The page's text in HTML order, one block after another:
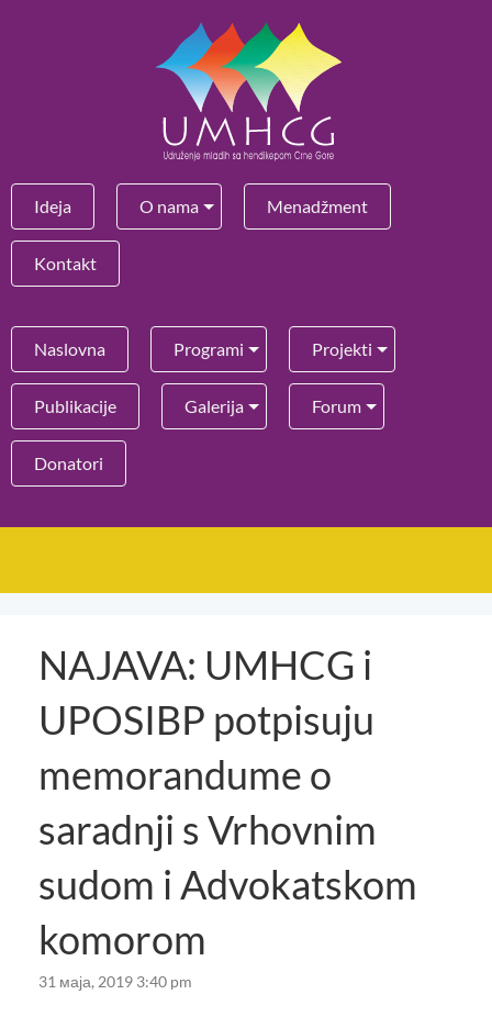
Ideja O nama Menadžment
Kontakt
Naslovna Programi Projekti
Publikacije Galerija Forum
Donatori
NAJAVA: UMHCG i
UPOSIBP potpisuju
memorandume o
saradnji s Vrhovnim
sudom i Advokatskom
komorom
31 маја, 2019 3:40 pm